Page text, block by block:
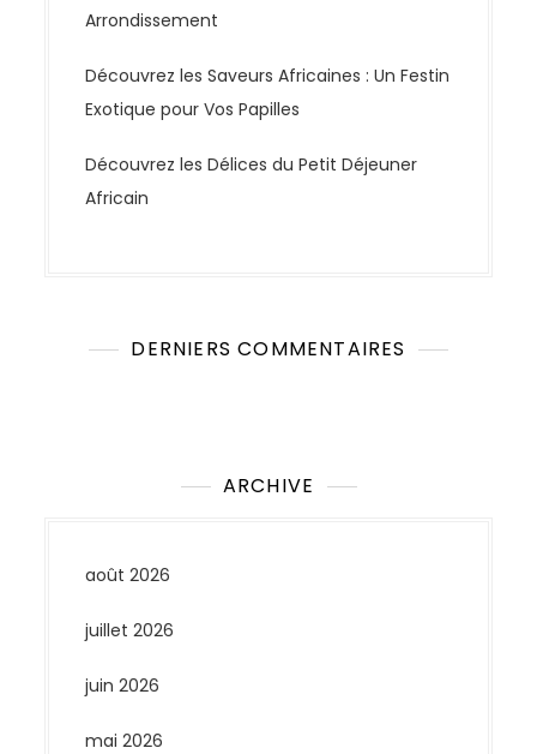
Arrondissement
Découvrez les Saveurs Africaines : Un Festin
Exotique pour Vos Papilles
Découvrez les Délices du Petit Déjeuner
Africain
DERNIERS COMMENTAIRES
ARCHIVE
août 2026
juillet 2026
juin 2026
mai 2026